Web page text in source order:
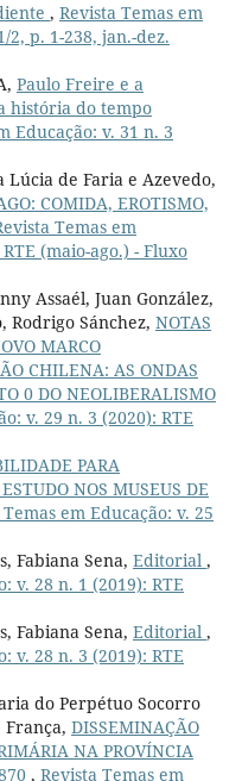
, Revista Temas em
2, p. 1-238, jan.-dez.
Paulo Freire e a
história do tempo
Educação: v. 31 n. 3
Lúcia de Faria e Azevedo,
COMIDA, EROTISMO,
Temas em
(maio-ago.) - Fluxo
Assaél, Juan González,
Rodrigo Sánchez, NOTAS
MARCO
CHILENA: AS ONDAS
0 DO NEOLIBERALISMO
v. 29 n. 3 (2020): RTE
PARA
NOS MUSEUS DE
em Educação: v. 25
Fabiana Sena, Editorial ,
v. 28 n. 1 (2019): RTE
Fabiana Sena, Editorial ,
v. 28 n. 3 (2019): RTE
do Perpétuo Socorro
França, DISSEMINAÇÃO
NA PROVÍNCIA
, Revista Temas em